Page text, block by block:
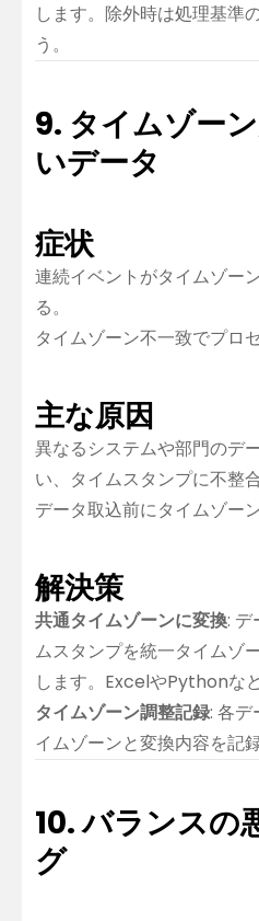
します。除外時は処理基準
う。
9. タイムゾー
いデータ
症状
連続イベントがタイムゾー
る。
タイムゾーン不一致でプロ
主な原因
異なるシステムや部門のデ
い、タイムスタンプに不整
データ取込前にタイムゾー
解決策
共通タイムゾーンに変換: デ
ムスタンプを統一タイムゾ
します。ExcelやPythonな
タイムゾーン調整記録: 各デ
イムゾーンと変換内容を記
10. バランスの
グ